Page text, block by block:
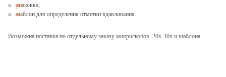
упаковка;
шаблон для определения отметки вдавливания.
Возможна поставка по отдельному заказу микроскопов 20х-30х и шаблона.